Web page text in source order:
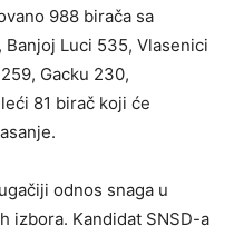
988 birača sa
Banjoj Luci 535, Vlasenici
Gacku 230,
81 birač koji će
odnos snaga u
izbora. Kandidat SNSD-a